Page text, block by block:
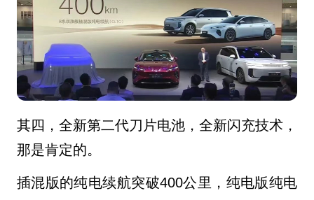
其四，全新第二代刀片电池，全新闪充技术，
那是肯定的。
插混版的纯电续航突破400公里，纯电版纯电